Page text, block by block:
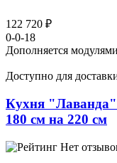
122 720 ₽
0-0-18
Дополняется модулями
Доступно для
Кухня
180 см на 220 см
Нет